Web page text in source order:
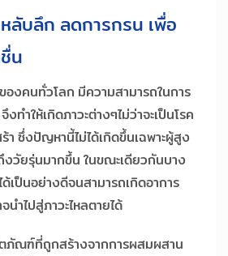
ลับลึก ลดการกรน เพื่อ
น
งคนทั่วโลก มีความสามารถในการ
ทำให้เกิดภาวะต่างๆไม่ว่าจะเป็นโรค
า ซึ่งปัญหานี้ไม่ได้เกิดขึ้นเฉพาะผู้สูง
งวัยรุ่นมากขึ้น ในขณะเดียวกันบาง
เป็นอย่างดีจนสามารถเกิดอาการ
ำไปสู่ภาวะไหลตายได้
ภัณฑ์ที่ถูกสร้างจากการผสมผสาน